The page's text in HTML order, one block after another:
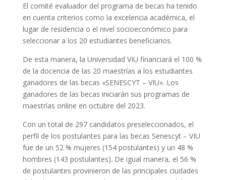
El comité evaluador del programa de becas ha tenido
en cuenta criterios como la excelencia académica, el
lugar de residencia o el nivel socioeconómico para
seleccionar a los 20 estudiantes beneficiarios.
De esta manera, la Universidad VIU financiará el 100 %
de la docencia de las 20 maestrías a los estudiantes
ganadores de las becas «SENESCYT – VIU». Los
ganadores de las becas iniciarán sus programas de
maestrías online en octubre del 2023.
Con un total de 297 candidatos preseleccionados, el
perfil de los postulantes para las becas Senescyt – VIU
fue de un 52 % mujeres (154 postulantes) y un 48 %
hombres (143 postulantes). De igual manera, el 56 %
de postulantes provinieron de las principales ciudades